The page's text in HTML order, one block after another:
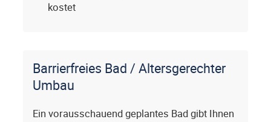
kostet
Barrierfreies Bad / Altersgerechter
Umbau
Ein vorausschauend geplantes Bad gibt Ihnen